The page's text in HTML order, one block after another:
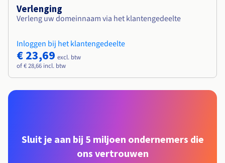
Verlenging
Verleng uw domeinnaam via het klantengedeelte
Inloggen bij het klantengedeelte
€ 23,69 excl. btw
of € 28,66 incl. btw
Sluit je aan bij 5 miljoen ondernemers die
ons vertrouwen